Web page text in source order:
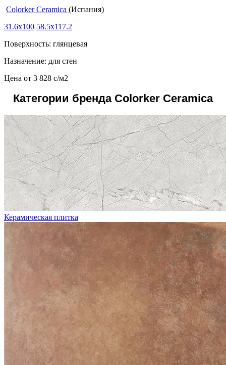
Colorker Ceramica (Испания)
31.6x100 58.5x117.2
Поверхность: глянцевая
Назначение: для стен
Цена от 3 828 c/м2
Категории бренда Colorker Ceramica
Керамическая плитка